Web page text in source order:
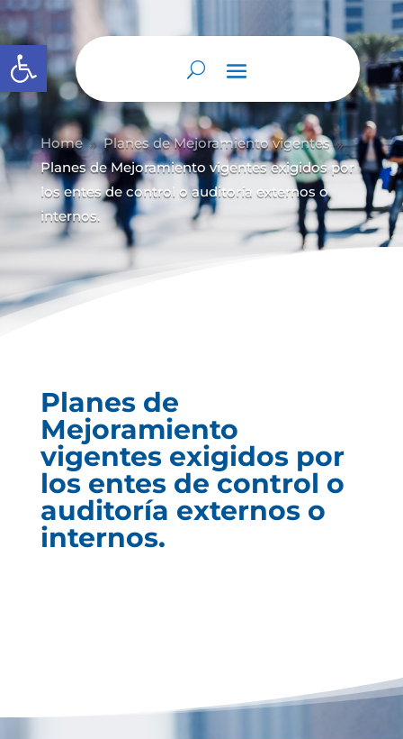
Abrir barra de herramientas
Home 9 Planes de Mejoramiento vigentes 9
Planes de Mejoramiento vigentes exigidos por
los entes de control o auditoría externos o
internos.
Planes de
Mejoramiento
vigentes exigidos por
los entes de control o
auditoría externos o
internos.